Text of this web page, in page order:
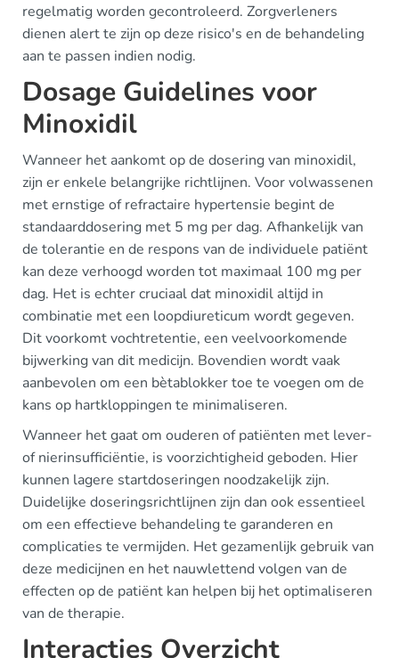
regelmatig worden gecontroleerd. Zorgverleners
dienen alert te zijn op deze risico's en de behandeling
aan te passen indien nodig.
Dosage Guidelines voor
Minoxidil
Wanneer het aankomt op de dosering van minoxidil,
zijn er enkele belangrijke richtlijnen. Voor volwassenen
met ernstige of refractaire hypertensie begint de
standaarddosering met 5 mg per dag. Afhankelijk van
de tolerantie en de respons van de individuele patiënt
kan deze verhoogd worden tot maximaal 100 mg per
dag. Het is echter cruciaal dat minoxidil altijd in
combinatie met een loopdiureticum wordt gegeven.
Dit voorkomt vochtretentie, een veelvoorkomende
bijwerking van dit medicijn. Bovendien wordt vaak
aanbevolen om een bètablokker toe te voegen om de
kans op hartkloppingen te minimaliseren.
Wanneer het gaat om ouderen of patiënten met lever-
of nierinsufficiëntie, is voorzichtigheid geboden. Hier
kunnen lagere startdoseringen noodzakelijk zijn.
Duidelijke doseringsrichtlijnen zijn dan ook essentieel
om een effectieve behandeling te garanderen en
complicaties te vermijden. Het gezamenlijk gebruik van
deze medicijnen en het nauwlettend volgen van de
effecten op de patiënt kan helpen bij het optimaliseren
van de therapie.
Interacties Overzicht